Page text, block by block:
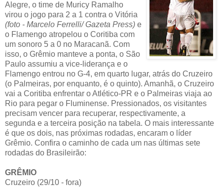
Alegre, o time de Muricy Ramalho
virou o jogo para 2 a 1 contra o Vitória
(foto - Marcelo Ferrelli/ Gazeta Press) e
o Flamengo atropelou o Coritiba com
um sonoro 5 a 0 no Maracanã. Com
isso, o Grêmio manteve a ponta, o São
Paulo assumiu a vice-liderança e o
Flamengo entrou no G-4, em quarto lugar, atrás do Cruzeiro
(o Palmeiras, por enquanto, é o quinto). Amanhã, o Cruzeiro
vai a Coritiba enfrentar o Atlético-PR e o Palmeiras viaja ao
Rio para pegar o Fluminense. Pressionados, os visitantes
precisam vencer para recuperar, respectivamente, a
segunda e a terceira posição na tabela. O mais interessante
é que os dois, nas próximas rodadas, encaram o líder
Grêmio. Confira o caminho de cada um nas últimas sete
rodadas do Brasileirão:
GRÊMIO
Cruzeiro (29/10 - fora)